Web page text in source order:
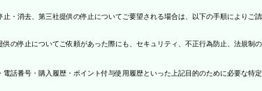
・消去、第三社提供の停止についてご要望される場合は、以下の手順によりご請
の停止についてご依頼があった際にも、セキュリティ、不正行為防止、法規
話番号・購入履歴・ポイント付与使用履歴といった上記目的のために必要な